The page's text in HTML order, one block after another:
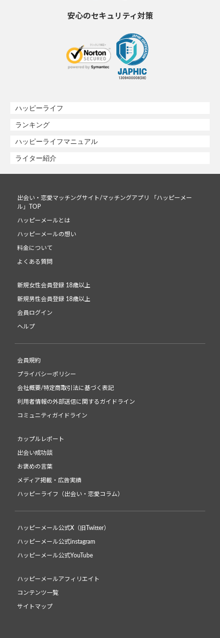
安心のセキュリティ対策
ハッピーライフ
ランキング
ハッピーライフマニュアル
ライター紹介
出会い・恋愛マッチングサイト/マッチングアプリ 「ハッピーメー
ル」TOP
ハッピーメールとは
ハッピーメールの想い
料金について
よくある質問
新規女性会員登録 18歳以上
新規男性会員登録 18歳以上
会員ログイン
ヘルプ
会員規約
プライバシーポリシー
会社概要/特定商取引法に基づく表記
利用者情報の外部送信に関するガイドライン
コミュニティガイドライン
カップルレポート
出会い成功談
お褒めの言葉
メディア掲載・広告実績
ハッピーライフ（出会い・恋愛コラム）
ハッピーメール公式X（旧Twitter）
ハッピーメール公式instagram
ハッピーメール公式YouTube
ハッピーメールアフィリエイト
コンテンツ一覧
サイトマップ